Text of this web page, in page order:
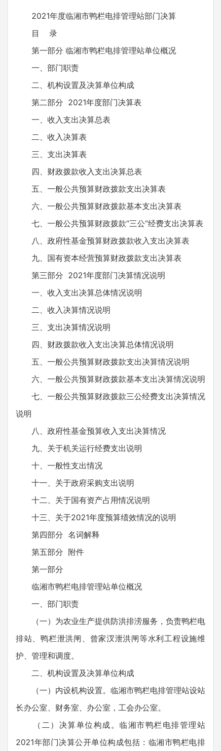
2021年度临湘市鸭栏电排管理站部门决算
目 录
第一部分 临湘市鸭栏电排管理站单位概况
一、部门职责
二、机构设置及决算单位构成
第二部分 2021年度部门决算表
一、收入支出决算总表
二、收入决算表
三、支出决算表
四、财政拨款收入支出决算总表
五、一般公共预算财政拨款支出决算表
六、一般公共预算财政拨款基本支出决算表
七、一般公共预算财政拨款“三公”经费支出决算表
八、政府性基金预算财政拨款收入支出决算表
九、国有资本经营预算财政拨款支出决算表
第三部分 2021年度部门决算情况说明
一、收入支出决算总体情况说明
二、收入决算情况说明
三、支出决算情况说明
四、财政拨款收入支出决算总体情况说明
五、一般公共预算财政拨款支出决算情况说明
六、一般公共预算财政拨款基本支出决算情况说明
七、一般公共预算财政拨款三公经费支出决算情况
说明
八、政府性基金预算收入支出决算情况
九、关于机关运行经费支出说明
十、一般性支出情况
十一、关于政府采购支出说明
十二、关于国有资产占用情况说明
十三、关于2021年度预算绩效情况的说明
第四部分 名词解释
第五部分 附件
第一部分
临湘市鸭栏电排管理站单位概况
一、部门职责
（一）为农业生产提供防洪排涝服务，负责鸭栏电
排站、鸭栏泄洪闸、曾家汊泄洪闸等水利工程设施维
护、管理和调度。
二、机构设置及决算单位构成
（一）内设机构设置。临湘市鸭栏电排管理站设站
长办公室、财务室、办公室，工会办公室。
（二）决算单位构成。临湘市鸭栏电排管理站
2021年部门决算公开单位构成包括：临湘市鸭栏电排